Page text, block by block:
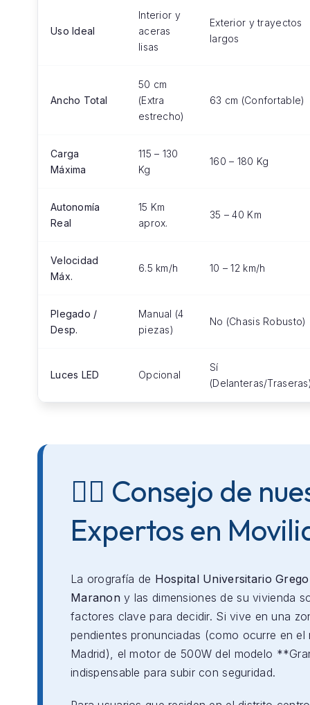
Uso Ideal
Interior y
aceras
lisas
Exterior y trayectos
largos
Ancho Total
50 cm
(Extra
estrecho)
63 cm (Confortable)
Carga
Máxima
115 – 130
Kg
160 – 180 Kg
Autonomía
Real
15 Km
aprox.
35 – 40 Km
Velocidad
Máx.
6.5 km/h 10 – 12 km/h
Plegado /
Desp.
Manual (4
piezas)
No (Chasis Robusto)
Luces LED Opcional
Sí
(Delanteras/
👨‍⚕️ Consejo de
Expertos en
La orografía de Hospital Universitario
Maranony las dimensiones de su vivienda
factores clave para decidir. Si vive en una
pendientes pronunciadas (como ocurre en el
Madrid), el motor de 500W del modelo
indispensable para subir con seguridad.